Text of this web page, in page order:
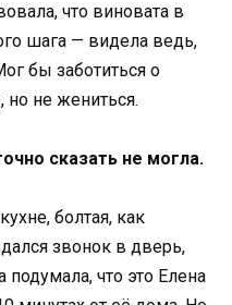
что виновата в
шага — видела ведь,
бы заботиться о
не жениться.
сказать не могла.
болтая, как
звонок в дверь,
что это Елена